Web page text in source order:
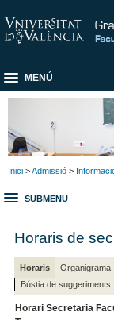
MENÚ
Inici >Admissió >
SUBMENU
Horaris de
Horaris Organigrama
Bústia de
Horari Secretaria